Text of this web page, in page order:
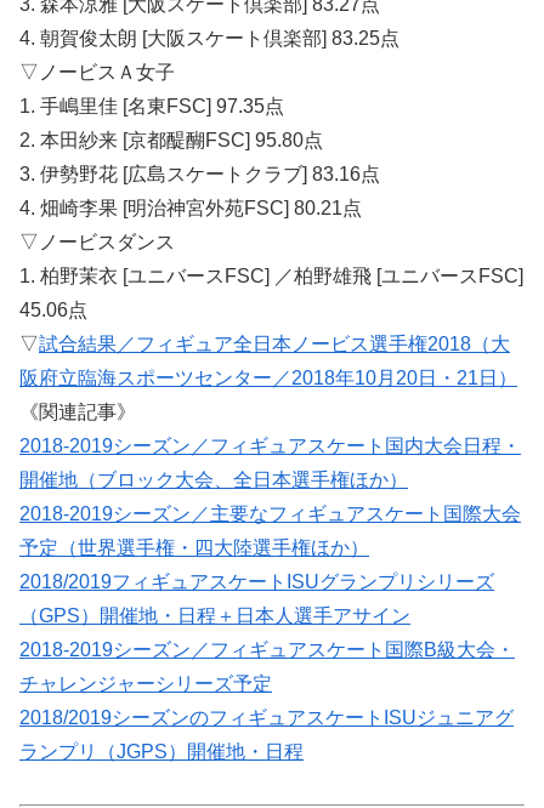
3. 森本涼雅 [大阪スケート倶楽部] 83.27点
4. 朝賀俊太朗 [大阪スケート倶楽部] 83.25点
▽ノービスＡ女子
1. 手嶋里佳 [名東FSC] 97.35点
2. 本田紗来 [京都醍醐FSC] 95.80点
3. 伊勢野花 [広島スケートクラブ] 83.16点
4. 畑崎李果 [明治神宮外苑FSC] 80.21点
▽ノービスダンス
1. 柏野茉衣 [ユニバースFSC] ／柏野雄飛 [ユニバースFSC]
45.06点
▽試合結果／フィギュア全日本ノービス選手権2018（大
阪府立臨海スポーツセンター／2018年10月20日・21日）
《関連記事》
2018-2019シーズン／フィギュアスケート国内大会日程・
開催地（ブロック大会、全日本選手権ほか）
2018-2019シーズン／主要なフィギュアスケート国際大会
予定（世界選手権・四大陸選手権ほか）
2018/2019フィギュアスケートISUグランプリシリーズ
（GPS）開催地・日程＋日本人選手アサイン
2018-2019シーズン／フィギュアスケート国際B級大会・
チャレンジャーシリーズ予定
2018/2019シーズンのフィギュアスケートISUジュニアグ
ランプリ（JGPS）開催地・日程